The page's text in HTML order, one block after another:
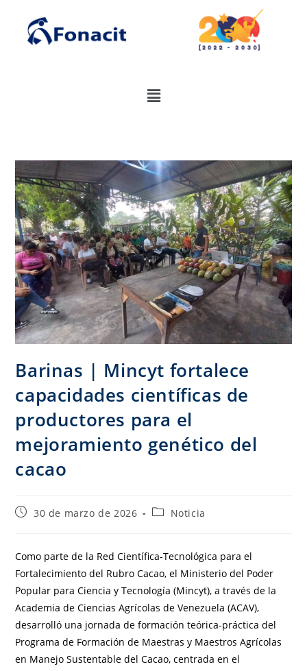
Barinas | Mincyt fortalece
capacidades científicas de
productores para el
mejoramiento genético del
cacao
30 de marzo de 2026 Noticia
Como parte de la Red Científica-Tecnológica para el
Fortalecimiento del Rubro Cacao, el Ministerio del Poder
Popular para Ciencia y Tecnología (Mincyt), a través de la
Academia de Ciencias Agrícolas de Venezuela (ACAV),
desarrolló una jornada de formación teórica-práctica del
Programa de Formación de Maestras y Maestros Agrícolas
en Manejo Sustentable del Cacao, centrada en el